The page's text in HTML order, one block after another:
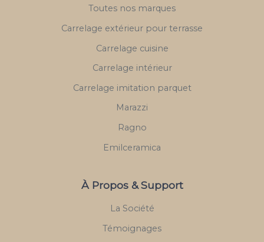
Toutes nos marques
Carrelage extérieur pour terrasse
Carrelage cuisine
Carrelage intérieur
Carrelage imitation parquet
Marazzi
Ragno
Emilceramica
À Propos & Support
La Société
Témoignages